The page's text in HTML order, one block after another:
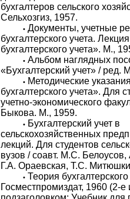
бухгалтеров сельского
Сельхозгиз, 1957.
• Документы, учетные
бухгалтерского учета.
бухгалтерского учета». М.,
• Альбом наглядных
«Бухгалтерский учет» / ред.
• Методические
бухгалтерского учета». Для
учетно-экономического
Быкова. М., 1959.
• Бухгалтерский учет в
сельскохозяйственных
лекций. Для студентов
вузов / соавт. М.С.
Г.А. Ораевская, Т.С.
• Теория
Госместпромиздат, 1960 (2-